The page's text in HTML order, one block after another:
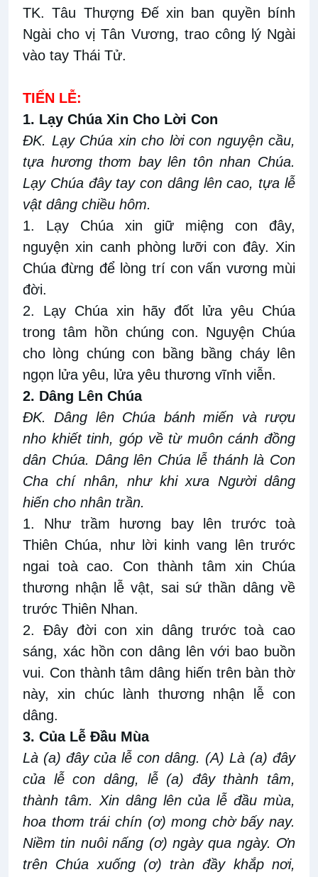
TK. Tâu Thượng Đế xin ban quyền bính
Ngài cho vị Tân Vương, trao công lý Ngài
vào tay Thái Tử.
TIẾN LỄ:
1. Lạy Chúa Xin Cho Lời Con
ĐK. Lạy Chúa xin cho lời con nguyện cầu,
tựa hương thơm bay lên tôn nhan Chúa.
Lạy Chúa đây tay con dâng lên cao, tựa lễ
vật dâng chiều hôm.
1. Lạy Chúa xin giữ miệng con đây,
nguyện xin canh phòng lưỡi con đây. Xin
Chúa đừng để lòng trí con vấn vương mùi
đời.
2. Lạy Chúa xin hãy đốt lửa yêu Chúa
trong tâm hồn chúng con. Nguyện Chúa
cho lòng chúng con bầng bầng cháy lên
ngọn lửa yêu, lửa yêu thương vĩnh viễn.
2. Dâng Lên Chúa
ĐK. Dâng lên Chúa bánh miến và rượu
nho khiết tinh, góp về từ muôn cánh đồng
dân Chúa. Dâng lên Chúa lễ thánh là Con
Cha chí nhân, như khi xưa Người dâng
hiến cho nhân trần.
1. Như trầm hương bay lên trước toà
Thiên Chúa, như lời kinh vang lên trước
ngai toà cao. Con thành tâm xin Chúa
thương nhận lễ vật, sai sứ thần dâng về
trước Thiên Nhan.
2. Đây đời con xin dâng trước toà cao
sáng, xác hồn con dâng lên với bao buồn
vui. Con thành tâm dâng hiến trên bàn thờ
này, xin chúc lành thương nhận lễ con
dâng.
3. Của Lễ Đầu Mùa
Là (a) đây của lễ con dâng. (A) Là (a) đây
của lễ con dâng, lễ (a) đây thành tâm,
thành tâm. Xin dâng lên của lễ đầu mùa,
hoa thơm trái chín (ơ) mong chờ bấy nay.
Niềm tin nuôi nấng (ơ) ngày qua ngày. Ơn
trên Chúa xuống (ơ) tràn đầy khắp nơi,